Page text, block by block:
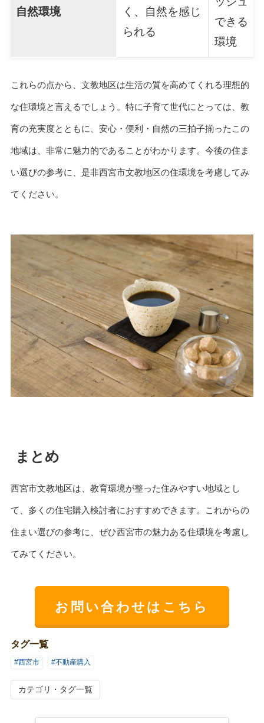
自然環境
く、自然を感じ
られる
できる
環境
これらの点から、文教地区は生活の質を高めてくれる理想的
な住環境と言えるでしょう。特に子育て世代にとっては、教
育の充実度とともに、安心・便利・自然の三拍子揃ったこの
地域は、非常に魅力的であることがわかります。今後の住ま
い選びの参考に、是非西宮市文教地区の住環境を考慮してみ
てください。
まとめ
西宮市文教地区は、教育環境が整った住みやすい地域とし
て、多くの住宅購入検討者におすすめできます。これからの
住まい選びの参考に、ぜひ西宮市の魅力ある住環境を考慮し
てみてください。
お問い合わせはこちら
タグ一覧
#西宮市 #不動産購入
カテゴリ・タグ一覧